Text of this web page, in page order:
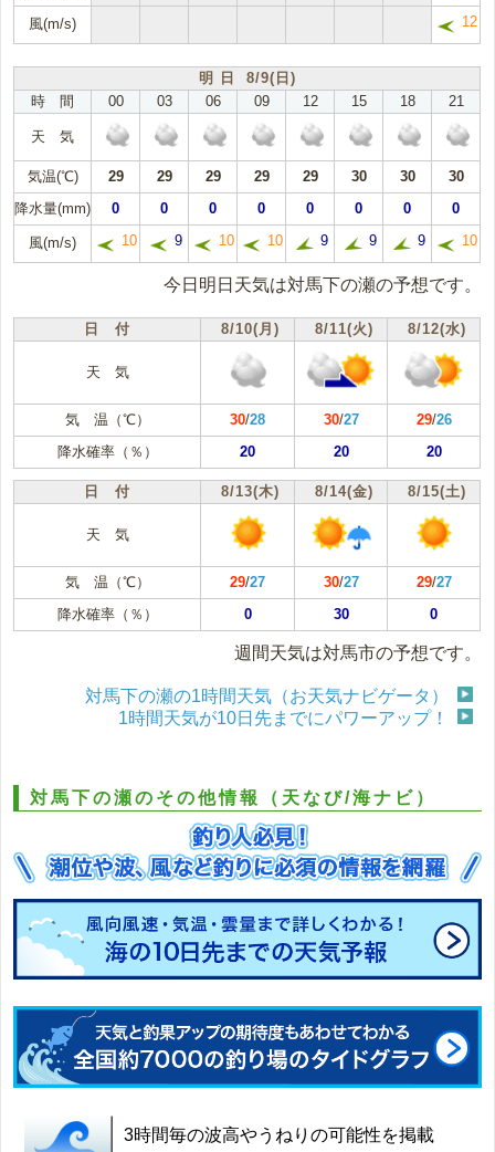
風(m/s) 12
明 日 8/9(日)
時 間
00 03 06 09 12 15 18 21
天 気
気温(℃) 29 29 29 29 29 30 30
30
降水量(mm)
0 0 0 0 0 0 0 0
風(m/s) 10 9 10 10 9 9 9 10
今日明日天気は対馬下の瀬の予想です。
日 付 8/10(月) 8/11(火) 8/12(水)
天 気
気 温（℃） 30/28 30/27 29/26
降水確率（％）
20 20 20
日 付 8/13(木) 8/14(金) 8/15(土)
天 気
気 温（℃） 29/27 30/27 29/27
降水確率（％）
0 30 0
週間天気は対馬市の予想です。
対馬下の瀬の1時間天気（お天気ナビゲータ）
1時間天気が10日先までにパワーアップ！
対馬下の瀬のその他情報（天なび/海ナビ）
3時間毎の波高やうねりの可能性を掲載